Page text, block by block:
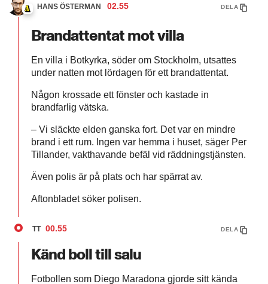
HANS ÖSTERMAN 02.55 DELA
Brandattentat mot villa
En villa i Botkyrka, söder om Stockholm, utsattes
under natten mot lördagen för ett brandattentat.
Någon krossade ett fönster och kastade in
brandfarlig vätska.
– Vi släckte elden ganska fort. Det var en mindre
brand i ett rum. Ingen var hemma i huset, säger Per
Tillander, vakthavande befäl vid räddningstjänsten.
Även polis är på plats och har spärrat av.
Aftonbladet söker polisen.
TT 00.55 DELA
Känd boll till salu
Fotbollen som Diego Maradona gjorde sitt kända